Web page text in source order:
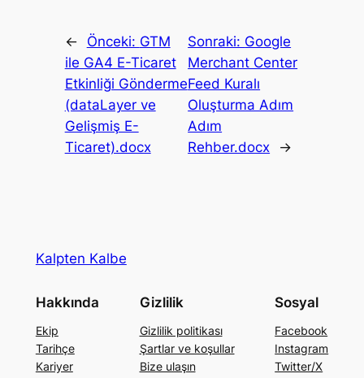
← Önceki: GTM
ile GA4 E-Ticaret
Etkinliği Gönderme
(dataLayer ve
Gelişmiş E-
Ticaret).docx
Sonraki: Google
Merchant Center
Feed Kuralı
Oluşturma Adım
Adım
Rehber.docx
→
Kalpten Kalbe
Hakkında
Ekip
Tarihçe
Kariyer
Gizlilik
Gizlilik politikası
Şartlar ve koşullar
Bize ulaşın
Sosyal
Facebook
Instagram
Twitter/X